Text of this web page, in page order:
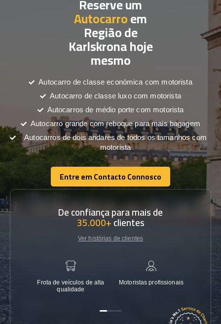
Reserve um
Autocarroem
Região de
Karlskrona hoje
mesmo
Autocarro de classe económica com motorista
Autocarro de classe luxo com motorista
Autocarros de médio porte com motorista
Autocarro grande com reboque para mais bagagem
Autocarros de dois andares de todos os tamanhos com
motorista
Entre em Contacto Connosco
Entre em Contacto Connosco
De confiança para mais de
35.000+clientes
Ver histórias de clientes
Frota de veículos de alta
qualidade
Motoristas profissionais